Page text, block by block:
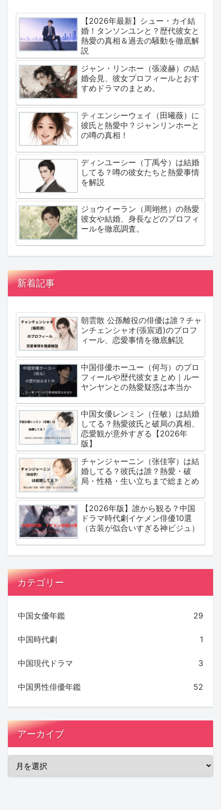
【2026年最新】シュー・カイ結
婚！タンソンユンと？歴代彼女と
熱愛の真相＆過去の騒動を徹底解
説
ジャン・リンホー（張凌赫）の結
婚会見、彼女プロフィールとおす
すめドラマのまとめ。
ティエンシーウェイ（田曦薇）に
彼氏と熱愛中？ジャンリンホーと
の噂の真相！
ディンユーシー（丁禹兮）は結婚
してる？噂の彼女たちと熱愛事情
を解説
ジョウイーラン（周翊然）の熱愛
彼女や結婚、身長などのプロフィ
ールを徹底調査。
新着記事
朝雲散 公孫離役の俳優は誰？チャ
ンチェンシャオ(張宸逍)のプロフ
ィール、恋愛事情を徹底解説
中国俳優ホーユー（何与）のプロ
フィールや歴代彼女まとめ｜ルー
ヤンヤンとの熱愛疑惑は本当か
中国女優レンミン（任敏）は結婚
してる？熱愛彼氏と破局の真相、
恋愛観が意外すぎる【2026年
版】
チャンジャーニン（张佳寜）は結
婚してる？彼氏は誰？熱愛・破
局・性格・生い立ちまで総まとめ
【2026年版】誰から観る？中国
ドラマ時代劇イケメン俳優10選
（古装が似合いすぎる神ビジュ）
カテゴリー
中国女優年鑑 29
中国時代劇 1
中国現代ドラマ 3
中国男性俳優年鑑 52
アーカイブ